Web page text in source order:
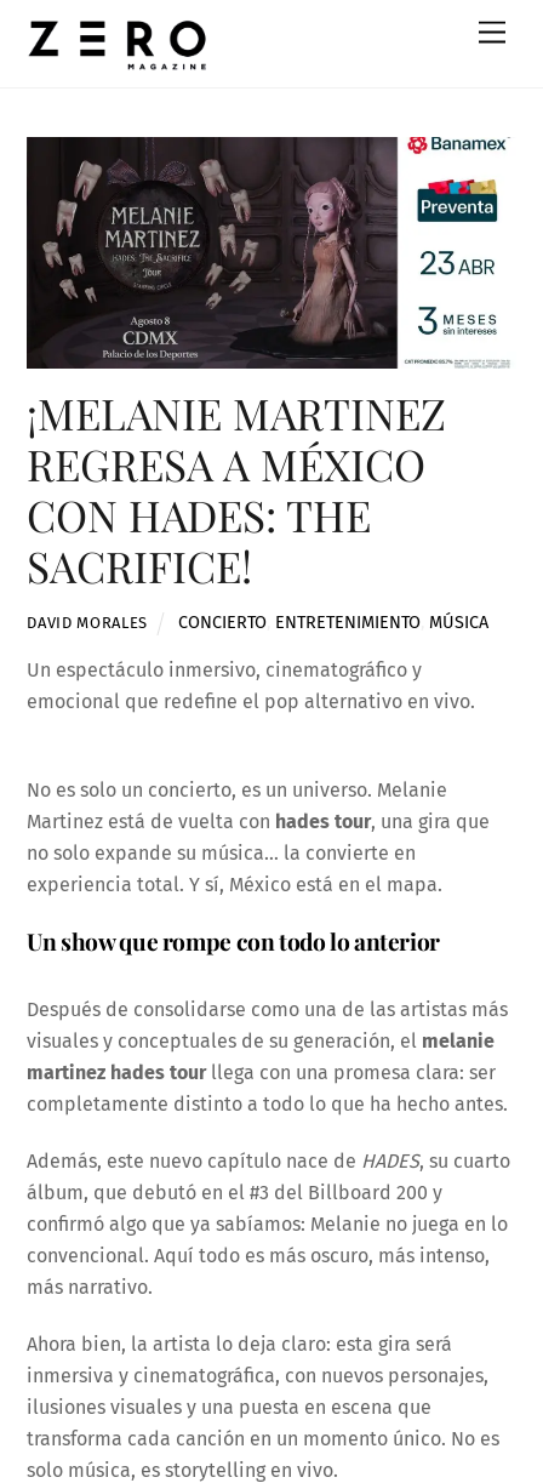
¡MELANIE MARTINEZ
REGRESA A MÉXICO
CON HADES: THE
SACRIFICE!
DAVID MORALES CONCIERTO ENTRETENIMIENTO MÚSICA
Un espectáculo inmersivo, cinematográfico y
emocional que redefine el pop alternativo en vivo.
No es solo un concierto, es un universo. Melanie
Martinez está de vuelta con hades tour, una gira que
no solo expande su música… la convierte en
experiencia total. Y sí, México está en el mapa.
Un show que rompe con todo lo anterior
Después de consolidarse como una de las artistas más
visuales y conceptuales de su generación, el melanie
martinez hades tourllega con una promesa clara: ser
completamente distinto a todo lo que ha hecho antes.
Además, este nuevo capítulo nace de HADES, su cuarto
álbum, que debutó en el #3 del Billboard 200 y
confirmó algo que ya sabíamos: Melanie no juega en lo
convencional. Aquí todo es más oscuro, más intenso,
más narrativo.
Ahora bien, la artista lo deja claro: esta gira será
inmersiva y cinematográfica, con nuevos personajes,
ilusiones visuales y una puesta en escena que
transforma cada canción en un momento único. No es
solo música, es storytelling en vivo.